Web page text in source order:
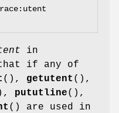
race:utent
in
if any of
(), getutent (),
pututline(),
() are used in